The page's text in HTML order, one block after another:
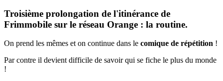
Troisième prolongation de l'itinérance de
Frimmobile sur le réseau Orange : la routine.
On prend les mêmes et on continue dans le comique de répétition !
Par contre il devient difficile de savoir qui se fiche le plus du monde
!